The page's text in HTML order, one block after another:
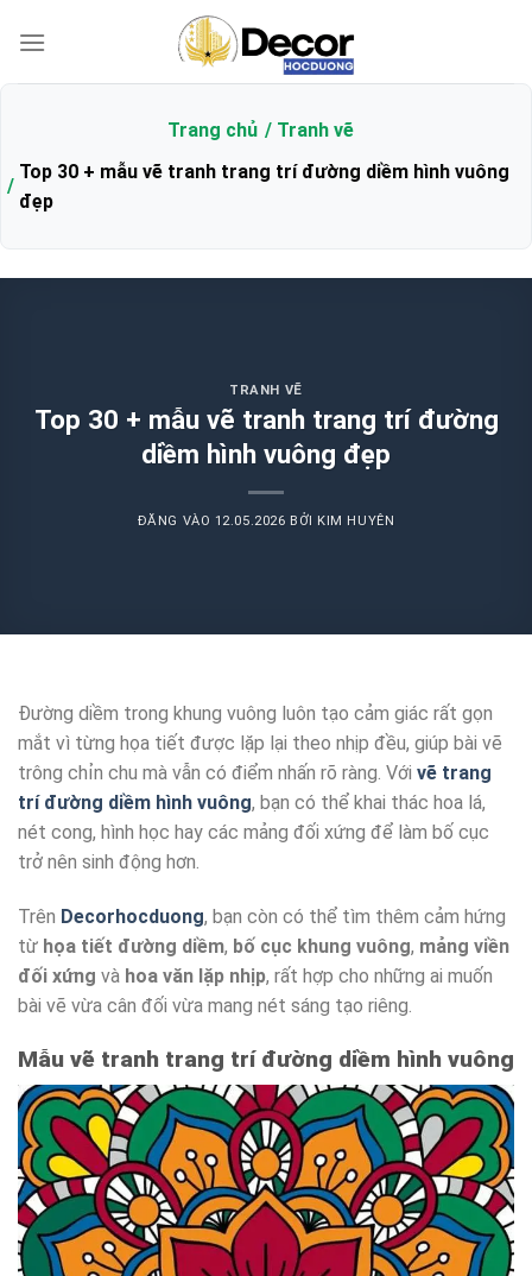
qua
Trang chủ
Tranh vẽ
Top 30 + mẫu vẽ tranh trang trí đường diềm hình vuông
đẹp
TRANH VẼ
Top 30 + mẫu vẽ tranh trang trí đường
diềm hình vuông đẹp
ĐĂNG VÀO 12.05.2026 BỞI KIM HUYÊN
Đường diềm trong khung vuông luôn tạo cảm giác rất gọn
mắt vì từng họa tiết được lặp lại theo nhịp đều, giúp bài vẽ
trông chỉn chu mà vẫn có điểm nhấn rõ ràng. Với vẽ trang
trí đường diềm hình vuông, bạn có thể khai thác hoa lá,
nét cong, hình học hay các mảng đối xứng để làm bố cục
trở nên sinh động hơn.
Trên Decorhocduong, bạn còn có thể tìm thêm cảm hứng
từ họa tiết đường diềm, bố cục khung vuông, mảng viền
đối xứng và hoa văn lặp nhịp, rất hợp cho những ai muốn
bài vẽ vừa cân đối vừa mang nét sáng tạo riêng.
Mẫu vẽ tranh trang trí đường diềm hình vuông